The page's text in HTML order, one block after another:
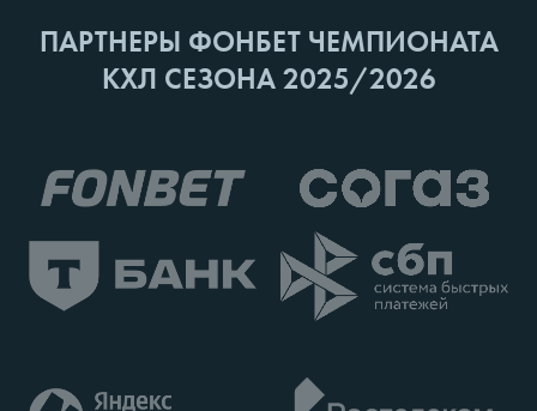
ПАРТНЕРЫ ФОНБЕТ ЧЕМПИОНАТА
КХЛ СЕЗОНА 2025/2026